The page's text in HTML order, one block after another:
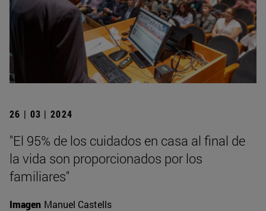
26 | 03 | 2024
"El 95% de los cuidados en casa al final de
la vida son proporcionados por los
familiares"
Imagen Manuel Castells